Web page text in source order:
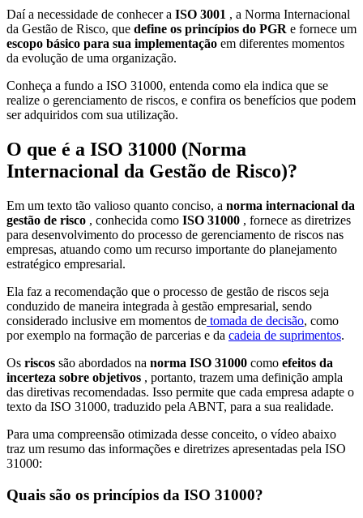
Daí a necessidade de conhecer a ISO 3001 , a Norma Internacional
da Gestão de Risco, que define os princípios do PGR e fornece um
escopo básico para sua implementação em diferentes momentos
da evolução de uma organização.
Conheça a fundo a ISO 31000, entenda como ela indica que se
realize o gerenciamento de riscos, e confira os benefícios que podem
ser adquiridos com sua utilização.
O que é a ISO 31000 (Norma
Internacional da Gestão de Risco)?
Em um texto tão valioso quanto conciso, a norma internacional da
gestão de risco , conhecida como ISO 31000 , fornece as diretrizes
para desenvolvimento do processo de gerenciamento de riscos nas
empresas, atuando como um recurso importante do planejamento
estratégico empresarial.
Ela faz a recomendação que o processo de gestão de riscos seja
conduzido de maneira integrada à gestão empresarial, sendo
considerado inclusive em momentos de tomada de decisão, como
por exemplo na formação de parcerias e da cadeia de suprimentos.
Os riscos são abordados na norma ISO 31000 como efeitos da
incerteza sobre objetivos , portanto, trazem uma definição ampla
das diretivas recomendadas. Isso permite que cada empresa adapte o
texto da ISO 31000, traduzido pela ABNT, para a sua realidade.
Para uma compreensão otimizada desse conceito, o vídeo abaixo
traz um resumo das informações e diretrizes apresentadas pela ISO
31000:
Quais são os princípios da ISO 31000?